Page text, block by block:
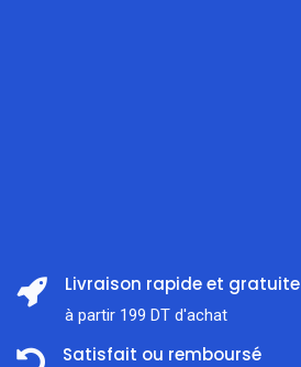
Livraison rapide et gratuite
à partir 199 DT d'achat
Satisfait ou remboursé